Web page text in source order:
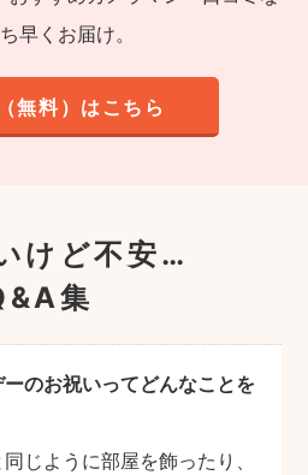
早くお届け。
無料）はこちら
けど不安…
集
のお祝いってどんなことを
じように部屋を飾ったり、